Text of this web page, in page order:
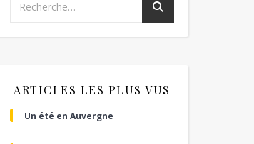
ARTICLES LES PLUS VUS
Un été en Auvergne